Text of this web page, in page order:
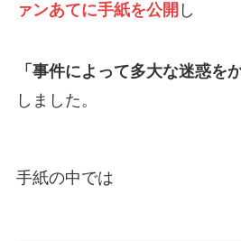
ァンあてに手紙を公開 し
「事件によって多大な迷惑を
しました。
手紙の中では